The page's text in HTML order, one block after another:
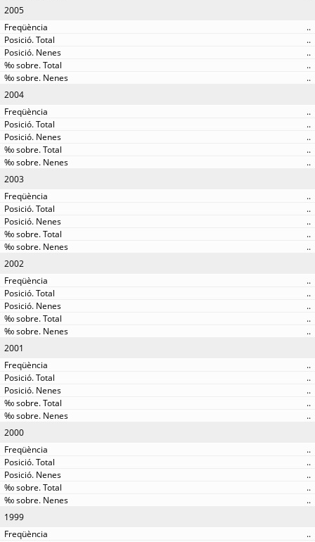
2005
..
..
..
..
..
2004
..
..
..
..
..
2003
..
..
..
..
..
2002
..
..
..
..
..
2001
..
..
..
..
..
2000
..
..
..
..
..
1999
..